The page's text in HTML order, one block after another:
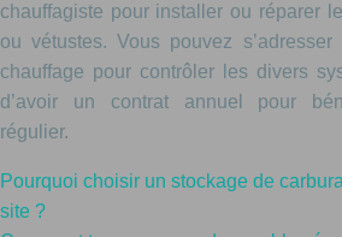
chauffagiste pour installer ou réparer
ou vétustes. Vous pouvez
chauffage pour contrôler les divers
d’avoir un contrat annuel pour
régulier.
Pourquoi choisir un stockage de
site ?